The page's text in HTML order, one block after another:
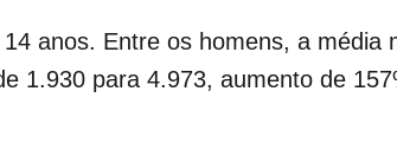
anos. Entre os homens, a média
1.930 para 4.973, aumento de